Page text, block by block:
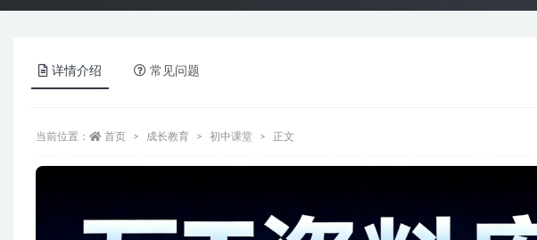
详情介绍 常见问题
当前位置： 首页 成长教育 初中课堂 正文